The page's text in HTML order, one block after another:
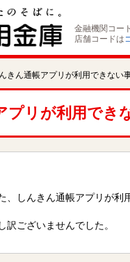
金融機関コー
店舗コードは
きん通帳アプリが利用できない
プリが利用でき
、しんきん通帳アプリが利
訳ございませんでした。